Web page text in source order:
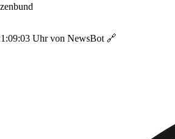
Uhr von NewsBot 🔗